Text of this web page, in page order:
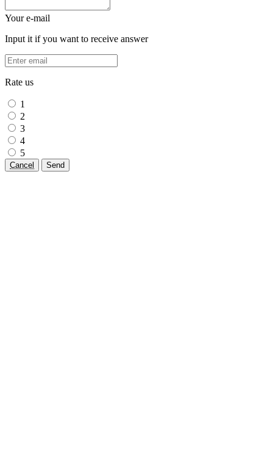
Your e-mail
Input it if you want to receive answer
Rate us
1
2
3
4
5
Cancel Send